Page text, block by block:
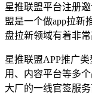
星推联盟平台注册
盟是一个做app拉新
盘拉新领域有着非
星推联盟APP推广
用、内容平台等多
大厂的一线官签服